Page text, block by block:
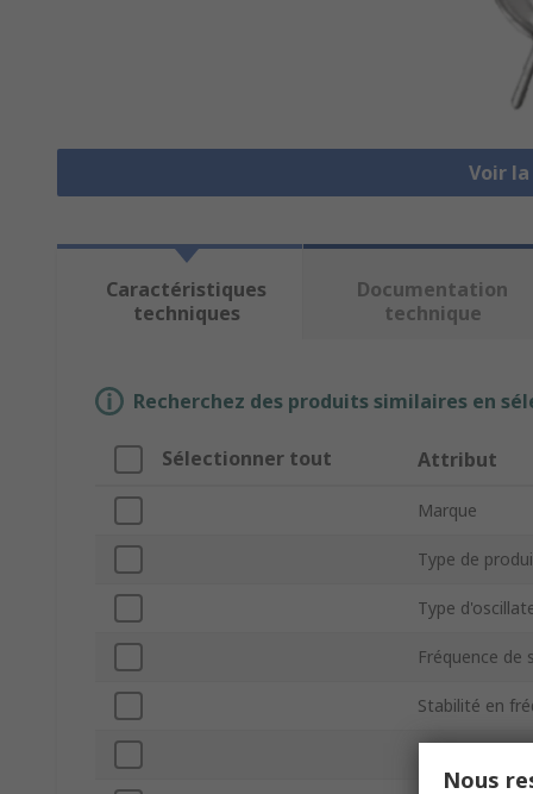
Voir
Caractéristiques
techniques
Documentation
technique
Recherchez des produits similaires en
Sélectionner tout Attribut
Marque
Type de
Type
Fréquence de
Stabilité en
Nous